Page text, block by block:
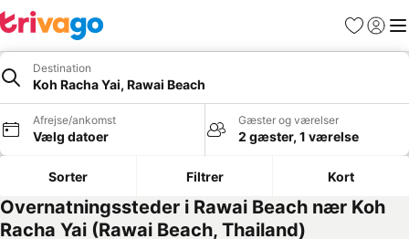
Favoritter
Log ind
Destination
Koh Racha Yai, Rawai Beach
Afrejse/ankomst
Vælg datoer
Gæster og værelser
2 gæster, 1 værelse
Sorter Filtrer Kort
Overnatningssteder i Rawai Beach nær Koh
Racha Yai (Rawai Beach, Thailand)